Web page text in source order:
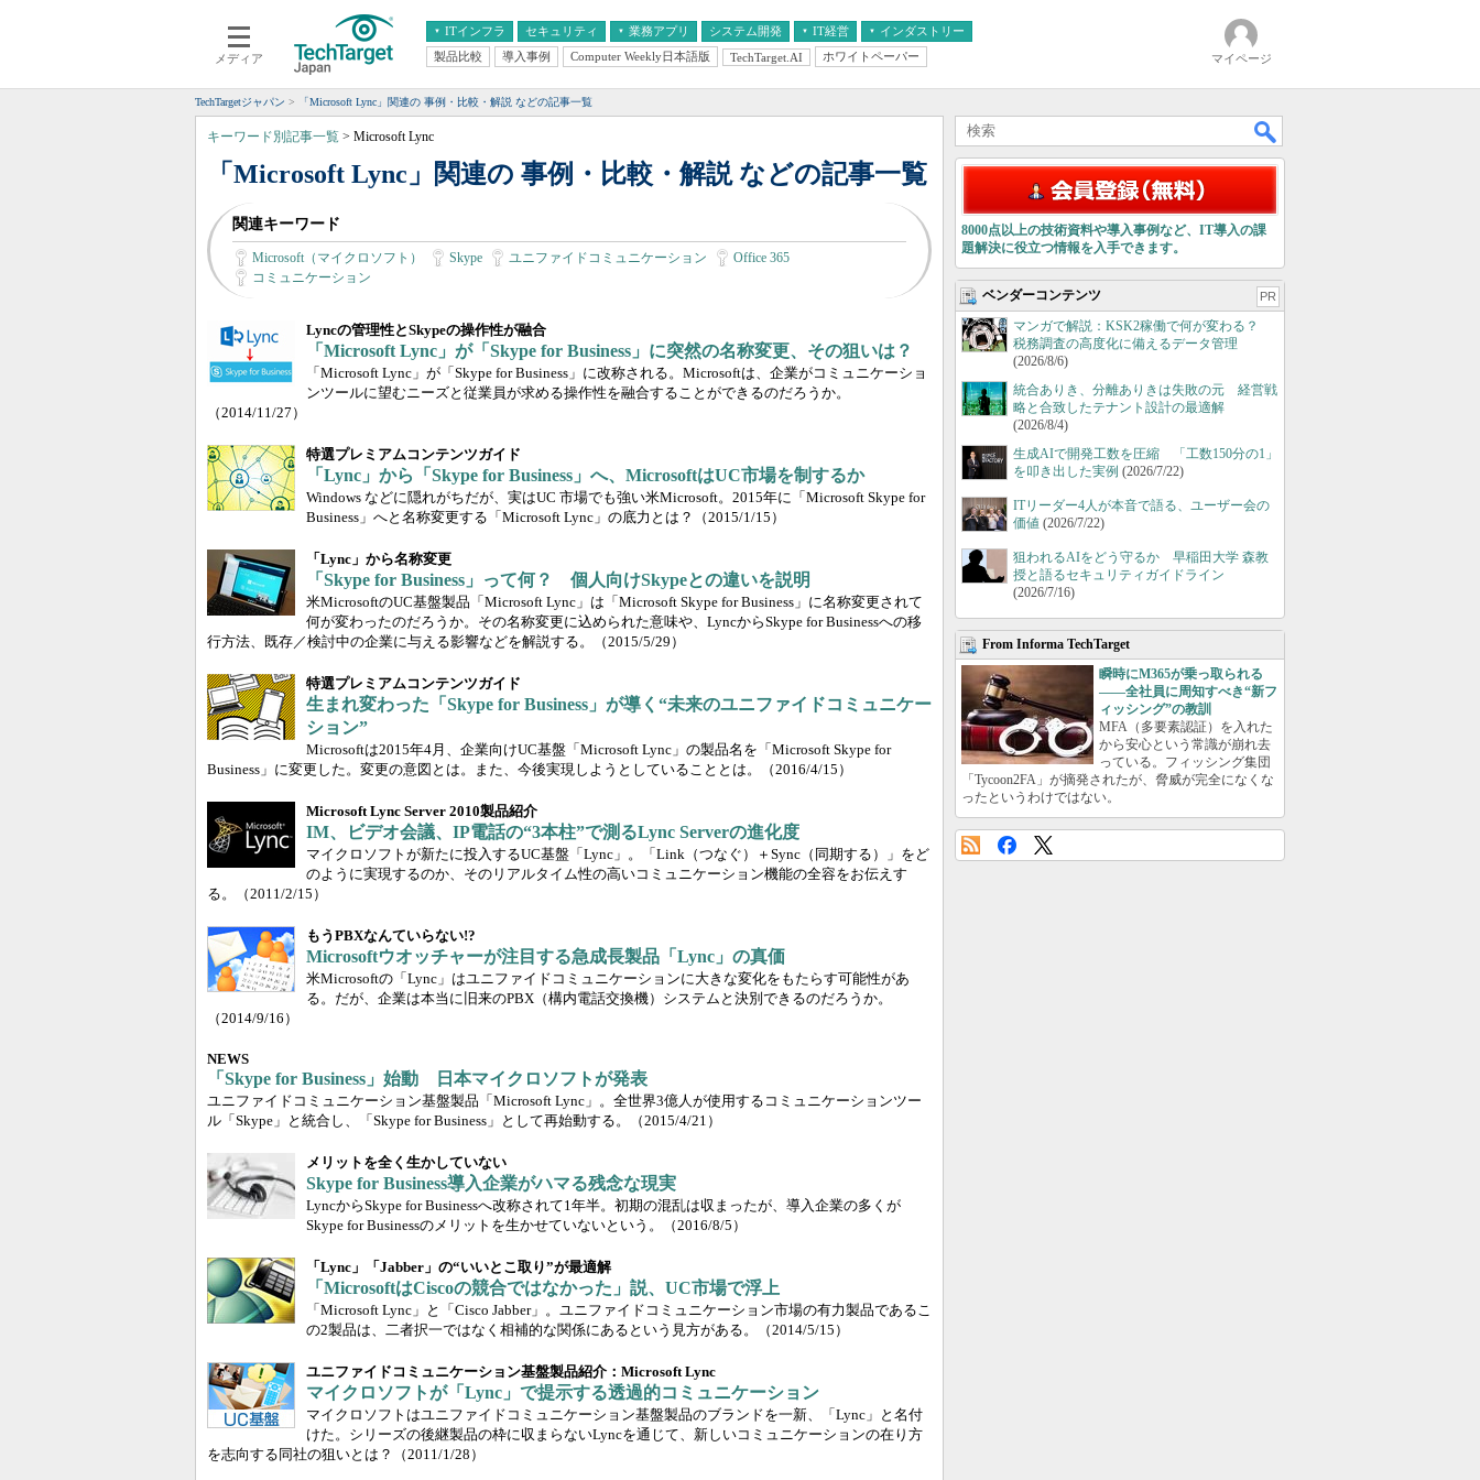
メディア
ITインフラ
クラウド
サーバ＆ストレージ
スマートモバイル
システム運用管理
セキュリティ 業務アプリ
エンタープライズAI
ERP
情報系システム
システム開発 IT経営
経営とIT
インダストリー
医療IT
製品比較 導入事例 Computer Weekly日本語版 TechTarget.AI ホワイトペーパー マイページ
TechTargetジャパン 「Microsoft Lync」関連の 事例・比較・解説 などの記事一覧
キーワード別記事一覧 > Microsoft Lync
「Microsoft Lync」関連の 事例・比較・解説 などの記事一覧
関連キーワード
Microsoft（マイクロソフト） Skype ユニファイドコミュニケーション
Office 365
コミュニケーション
Lyncの管理性とSkypeの操作性が融合
「Microsoft Lync」が「Skype for Business」に突然の名称変更、その狙いは？
「Microsoft Lync」が「Skype for Business」に改称される。Microsoftは、企業がコミュニケーショ
ンツールに望むニーズと従業員が求める操作性を融合することができるのだろうか。
（2014/11/27）
特選プレミアムコンテンツガイド
「Lync」から「Skype for Business」へ、MicrosoftはUC市場を制するか
Windows などに隠れがちだが、実はUC 市場でも強い米Microsoft。2015年に「Microsoft Skype for
Business」へと名称変更する「Microsoft Lync」の底力とは？
（2015/1/15）
「Lync」から名称変更
「Skype for Business」って何？ 個人向けSkypeとの違いを説明
米MicrosoftのUC基盤製品「Microsoft Lync」は「Microsoft Skype for Business」に名称変更されて
何が変わったのだろうか。その名称変更に込められた意味や、LyncからSkype for Businessへの移
行方法、既存／検討中の企業に与える影響などを解説する。
（2015/5/29）
特選プレミアムコンテンツガイド
生まれ変わった「Skype for Business」が導く“未来のユニファイドコミュニケー
ション”
Microsoftは2015年4月、企業向けUC基盤「Microsoft Lync」の製品名を「Microsoft Skype for
Business」に変更した。変更の意図とは。また、今後実現しようとしていることとは。
（2016/4/15）
Microsoft Lync Server 2010製品紹介
IM、ビデオ会議、IP電話の“3本柱”で測るLync Serverの進化度
マイクロソフトが新たに投入するUC基盤「Lync」。「Link（つなぐ）＋Sync（同期する）」をど
のように実現するのか、そのリアルタイム性の高いコミュニケーション機能の全容をお伝えす
る。
（2011/2/15）
もうPBXなんていらない!?
Microsoftウオッチャーが注目する急成長製品「Lync」の真価
米Microsoftの「Lync」はユニファイドコミュニケーションに大きな変化をもたらす可能性があ
る。だが、企業は本当に旧来のPBX（構内電話交換機）システムと決別できるのだろうか。
（2014/9/16）
NEWS
「Skype for Business」始動 日本マイクロソフトが発表
ユニファイドコミュニケーション基盤製品「Microsoft Lync」。全世界3億人が使用するコミュニケーションツー
ル「Skype」と統合し、「Skype for Business」として再始動する。
（2015/4/21）
メリットを全く生かしていない
Skype for Business導入企業がハマる残念な現実
LyncからSkype for Businessへ改称されて1年半。初期の混乱は収まったが、導入企業の多くが
Skype for Businessのメリットを生かせていないという。
（2016/8/5）
「Lync」「Jabber」の“いいとこ取り”が最適解
「MicrosoftはCiscoの競合ではなかった」説、UC市場で浮上
「Microsoft Lync」と「Cisco Jabber」。ユニファイドコミュニケーション市場の有力製品であるこ
の2製品は、二者択一ではなく相補的な関係にあるという見方がある。
（2014/5/15）
ユニファイドコミュニケーション基盤製品紹介：Microsoft Lync
マイクロソフトが「Lync」で提示する透過的コミュニケーション
マイクロソフトはユニファイドコミュニケーション基盤製品のブランドを一新、「Lync」と名付
けた。シリーズの後継製品の枠に収まらないLyncを通じて、新しいコミュニケーションの在り方
を志向する同社の狙いとは？
（2011/1/28）
8000点以上の技術資料や導入事例など、IT導入の課
題解決に役立つ情報を入手できます。
ベンダーコンテンツ PR
マンガで解説：KSK2稼働で何が変わる？
税務調査の高度化に備えるデータ管理
(2026/8/6)
統合ありき、分離ありきは失敗の元 経営戦
略と合致したテナント設計の最適解
(2026/8/4)
生成AIで開発工数を圧縮 「工数150分の1」
を叩き出した実例 (2026/7/22)
ITリーダー4人が本音で語る、ユーザー会の
価値 (2026/7/22)
狙われるAIをどう守るか 早稲田大学 森教
授と語るセキュリティガイドライン
(2026/7/16)
From Informa TechTarget
瞬時にM365が乗っ取られる
――全社員に周知すべき“新フ
ィッシング”の教訓
MFA（多要素認証）を入れた
から安心という常識が崩れ去
っている。フィッシング集団
「Tycoon2FA」が摘発されたが、脅威が完全になくな
ったというわけではない。